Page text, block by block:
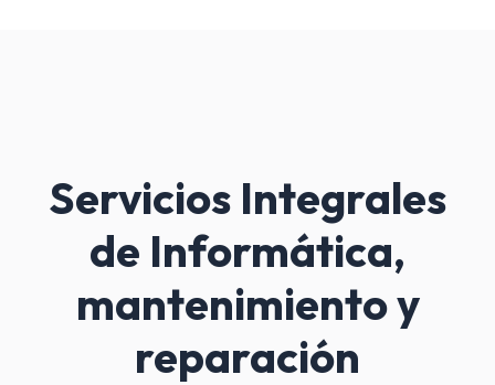
Servicios Integrales
de Informática,
mantenimiento y
reparación